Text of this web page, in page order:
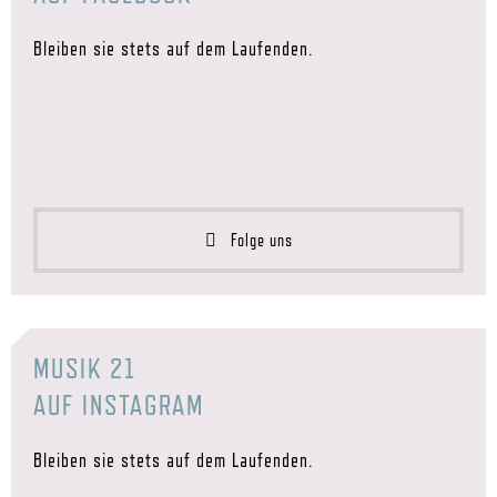
Bleiben sie stets auf dem Laufenden.
Folge uns
MUSIK 21
AUF INSTAGRAM
Bleiben sie stets auf dem Laufenden.